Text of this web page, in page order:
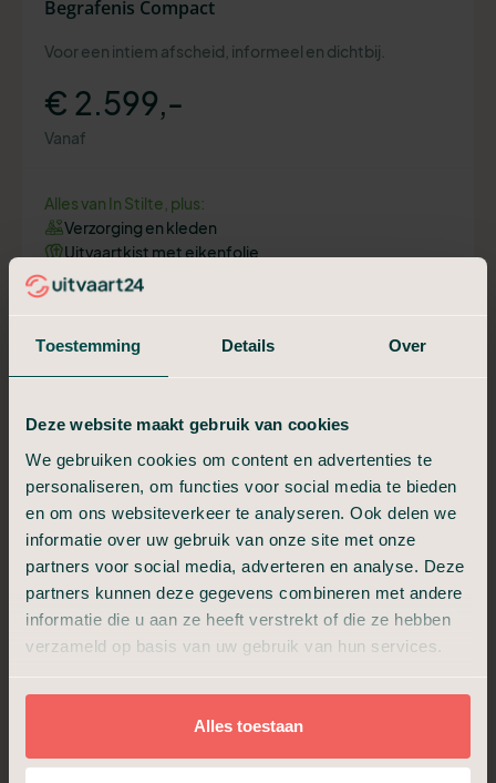
Toestemming Details Over
Deze website maakt gebruik van cookies
We gebruiken cookies om content en advertenties te
personaliseren, om functies voor social media te bieden
en om ons websiteverkeer te analyseren. Ook delen we
informatie over uw gebruik van onze site met onze
partners voor social media, adverteren en analyse. Deze
partners kunnen deze gegevens combineren met andere
informatie die u aan ze heeft verstrekt of die ze hebben
verzameld op basis van uw gebruik van hun services.
Alles toestaan
Begrafenis Compact
Voor een intiem afscheid, informeel en dichtbij.
€ 2.599,-
Vanaf
Alles van In Stilte, plus:
Verzorging en kleden
Uitvaartkist met eikenfolie
Telefonische bespreking uitvaart
Begrafenis Compleet
Van a tot z verzorgd, met samenzijn en condoleance.
€ 3.499,-
Vanaf
Alles van Compact, plus:
Begeleiding samenzijn en condoleance (30 min)
Hulp voor draaiboek, beeld en geluid